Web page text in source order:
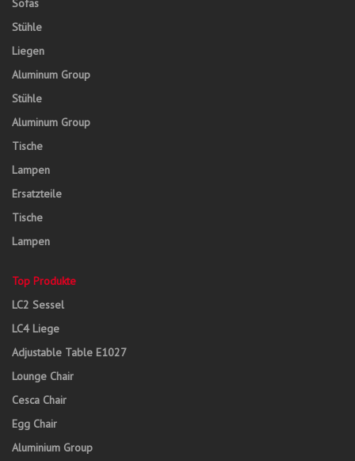
Sofas
Stühle
Liegen
Aluminum Group
Stühle
Aluminum Group
Tische
Lampen
Ersatzteile
Tische
Lampen
Top Produkte
LC2 Sessel
LC4 Liege
Adjustable Table E1027
Lounge Chair
Cesca Chair
Egg Chair
Aluminium Group